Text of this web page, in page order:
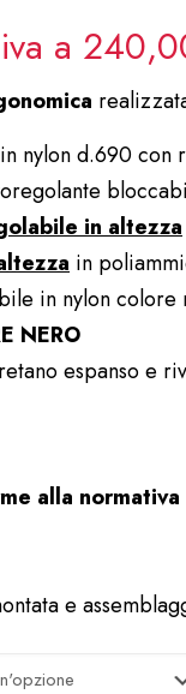
a
nylon d.690
in altezza
in
in nylon
NERO
espanso e
alla
e